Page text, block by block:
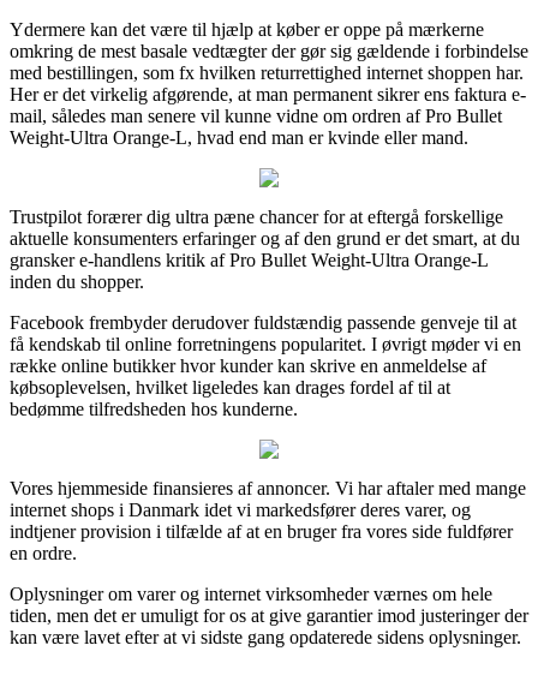
Ydermere kan det være til hjælp at køber er oppe på mærkerne
omkring de mest basale vedtægter der gør sig gældende i forbindelse
med bestillingen, som fx hvilken returrettighed internet shoppen har.
Her er det virkelig afgørende, at man permanent sikrer ens faktura e-
mail, således man senere vil kunne vidne om ordren af Pro Bullet
Weight-Ultra Orange-L, hvad end man er kvinde eller mand.
Trustpilot forærer dig ultra pæne chancer for at eftergå forskellige
aktuelle konsumenters erfaringer og af den grund er det smart, at du
gransker e-handlens kritik af Pro Bullet Weight-Ultra Orange-L
inden du shopper.
Facebook frembyder derudover fuldstændig passende genveje til at
få kendskab til online forretningens popularitet. I øvrigt møder vi en
række online butikker hvor kunder kan skrive en anmeldelse af
købsoplevelsen, hvilket ligeledes kan drages fordel af til at
bedømme tilfredsheden hos kunderne.
Vores hjemmeside finansieres af annoncer. Vi har aftaler med mange
internet shops i Danmark idet vi markedsfører deres varer, og
indtjener provision i tilfælde af at en bruger fra vores side fuldfører
en ordre.
Oplysninger om varer og internet virksomheder værnes om hele
tiden, men det er umuligt for os at give garantier imod justeringer der
kan være lavet efter at vi sidste gang opdaterede sidens oplysninger.